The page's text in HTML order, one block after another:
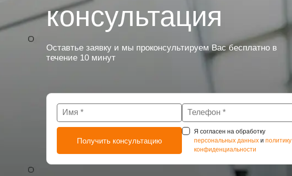
консультация
Оставтье заявку и мы проконсультируем Вас бесплатно в
течение 10 минут
Я согласен на обработку
персональных данныхи политику
конфиденциальности